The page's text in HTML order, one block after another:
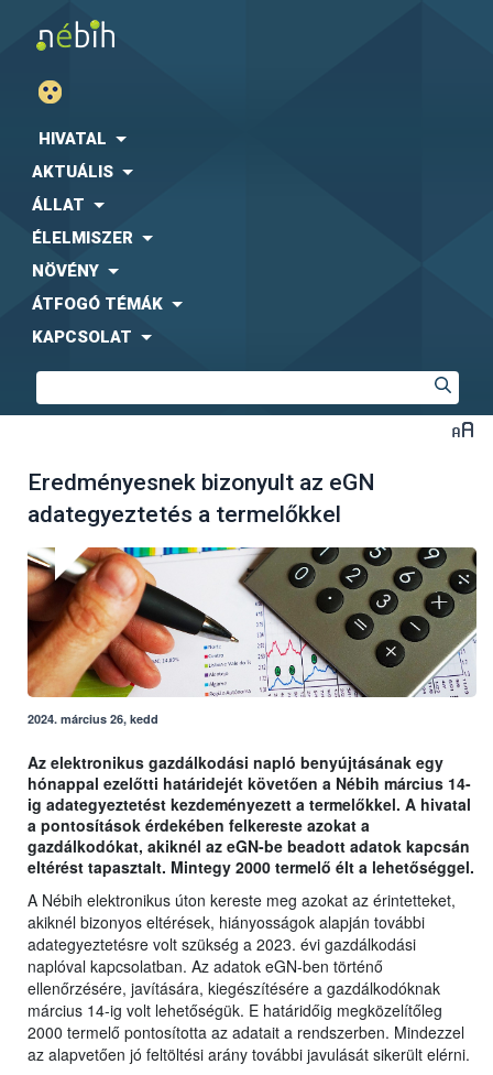
HIVATAL
AKTUÁLIS
ÁLLAT
ÉLELMISZER
NÖVÉNY
ÁTFOGÓ TÉMÁK
KAPCSOLAT
Eredményesnek bizonyult az eGN
adategyeztetés a termelőkkel
2024. március 26, kedd
Az elektronikus gazdálkodási napló benyújtásának egy
hónappal ezelőtti határidejét követően a Nébih március 14-
ig adategyeztetést kezdeményezett a termelőkkel. A hivatal
a pontosítások érdekében felkereste azokat a
gazdálkodókat, akiknél az eGN-be beadott adatok kapcsán
eltérést tapasztalt. Mintegy 2000 termelő élt a lehetőséggel.
A Nébih elektronikus úton kereste meg azokat az érintetteket,
akiknél bizonyos eltérések, hiányosságok alapján további
adategyeztetésre volt szükség a 2023. évi gazdálkodási
naplóval kapcsolatban. Az adatok eGN-ben történő
ellenőrzésére, javítására, kiegészítésére a gazdálkodóknak
március 14-ig volt lehetőségük. E határidőig megközelítőleg
2000 termelő pontosította az adatait a rendszerben. Mindezzel
az alapvetően jó feltöltési arány további javulását sikerült elérni.